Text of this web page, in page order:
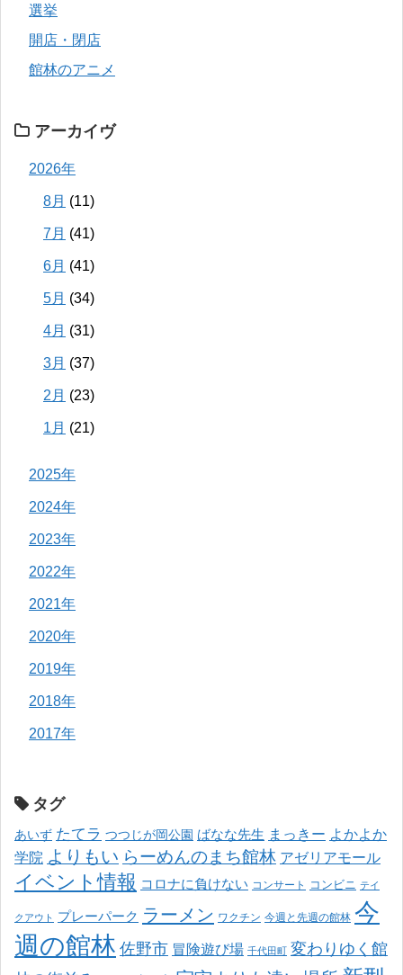
選挙
開店・閉店
館林のアニメ
アーカイヴ
2026年
8月 (11)
7月 (41)
6月 (41)
5月 (34)
4月 (31)
3月 (37)
2月 (23)
1月 (21)
2025年
2024年
2023年
2022年
2021年
2020年
2019年
2018年
2017年
タグ
あいず たてラ つつじが岡公園 ばなな先生 まっきー よかよか
学院 よりもい らーめんのまち館林 アゼリアモール
イベント情報 コロナに負けない コンサート コンビニ テイ
クアウト プレーパーク ラーメン ワクチン 今週と先週の館林 今
週の館林 佐野市 冒険遊び場 千代田町
変わりゆく館